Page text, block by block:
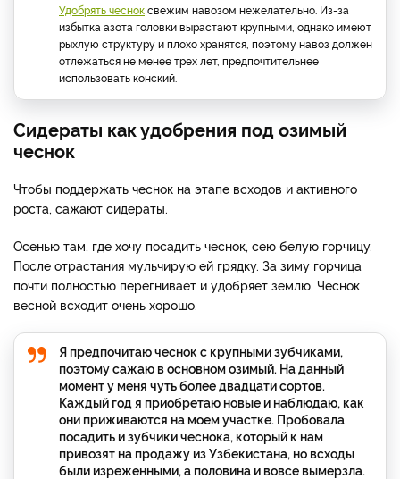
Удобрять чесноксвежим навозом нежелательно. Из-за
избытка азота головки вырастают крупными, однако имеют
рыхлую структуру и плохо хранятся, поэтому навоз должен
отлежаться не менее трех лет, предпочтительнее
использовать конский.
Сидераты как удобрения под озимый
чеснок
Чтобы поддержать чеснок на этапе всходов и активного
роста, сажают сидераты.
Осенью там, где хочу посадить чеснок, сею белую горчицу.
После отрастания мульчирую ей грядку. За зиму горчица
почти полностью перегнивает и удобряет землю. Чеснок
весной всходит очень хорошо.
Я предпочитаю чеснок с крупными зубчиками,
поэтому сажаю в основном озимый. На данный
момент у меня чуть более двадцати сортов.
Каждый год я приобретаю новые и наблюдаю, как
они приживаются на моем участке. Пробовала
посадить и зубчики чеснока, который к нам
привозят на продажу из Узбекистана, но всходы
были изреженными, а половина и вовсе вымерзла.